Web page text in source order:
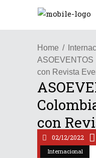
Home
con Revista
con
Internacional
02/12/2022